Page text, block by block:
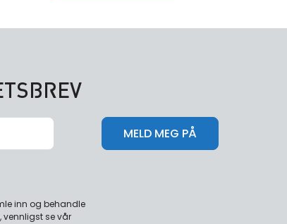
inn og behandle
vennligst se vår